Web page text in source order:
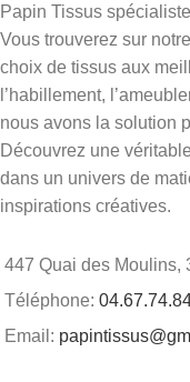
Papin Tissus
Vous trouverez sur
choix de tissus aux
l’habillement,
nous avons la solution
Découvrez une
dans un univers de
inspirations créatives.
447 Quai des Moulins,
Téléphone:
Email: